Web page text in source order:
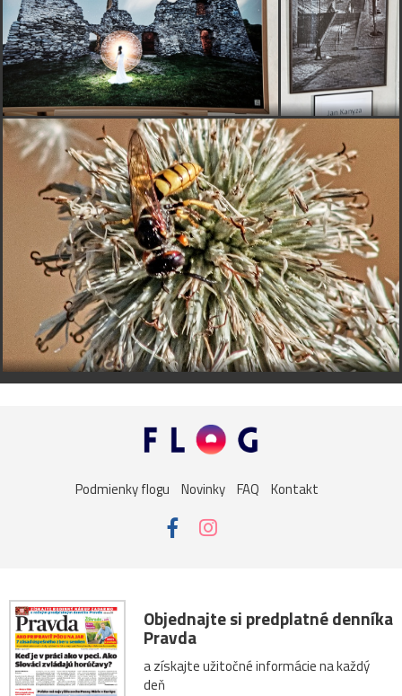
Podmienky flogu Novinky FAQ Kontakt
Objednajte si predplatné denníka
Pravda
a získajte užitočné informácie na každý
deň